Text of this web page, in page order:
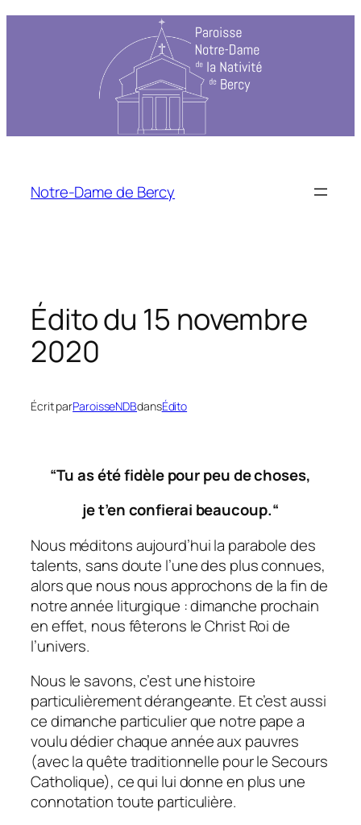
Notre-Dame de Bercy
Édito du 15 novembre
2020
Écrit parParoisseNDBdansÉdito
“Tu as été fidèle pour peu de choses,
je t’en confierai beaucoup.“
Nous méditons aujourd’hui la parabole des
talents, sans doute l’une des plus connues,
alors que nous nous approchons de la fin de
notre année liturgique : dimanche prochain
en effet, nous fêterons le Christ Roi de
l’univers.
Nous le savons, c’est une histoire
particulièrement dérangeante. Et c’est aussi
ce dimanche particulier que notre pape a
voulu dédier chaque année aux pauvres
(avec la quête traditionnelle pour le Secours
Catholique), ce qui lui donne en plus une
connotation toute particulière.